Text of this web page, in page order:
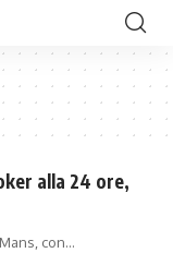
alla 24 ore,
con…